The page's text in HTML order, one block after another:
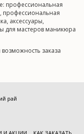
профессиональная
профессиональная
аксессуары,
для мастеров маникюра
возможность заказа